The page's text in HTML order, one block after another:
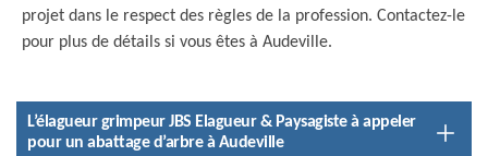
projet dans le respect des règles de la profession. Contactez-le
pour plus de détails si vous êtes à Audeville.
L’élagueur grimpeur JBS Elagueur & Paysagiste à appeler
pour un abattage d’arbre à Audeville